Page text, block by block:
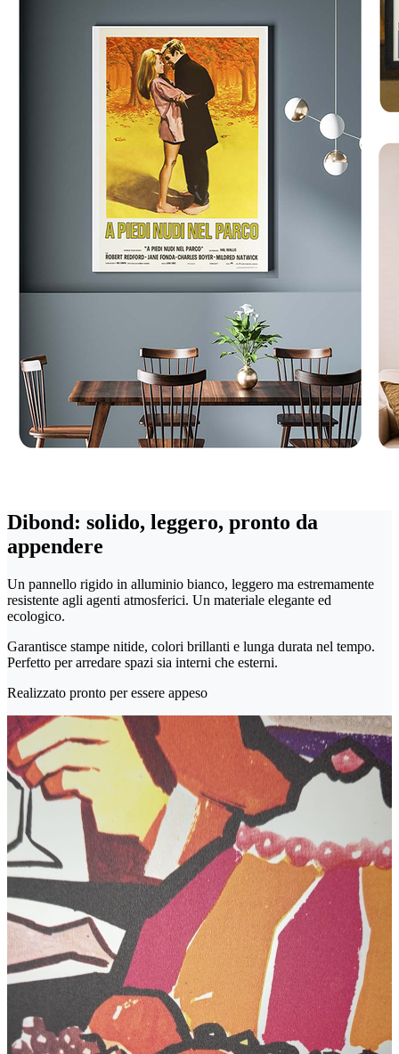
Dibond: solido, leggero, pronto da
appendere
Un pannello rigido in alluminio bianco, leggero ma estremamente
resistente agli agenti atmosferici. Un materiale elegante ed
ecologico.
Garantisce stampe nitide, colori brillanti e lunga durata nel tempo.
Perfetto per arredare spazi sia interni che esterni.
Realizzato pronto per essere appeso